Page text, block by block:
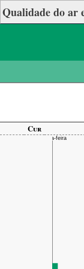
Qualidade do ar
Cur